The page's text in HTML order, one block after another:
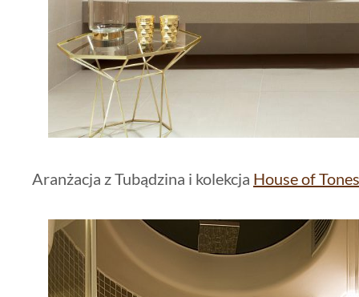
Aranżacja z Tubądzina i kolekcja House of Tones